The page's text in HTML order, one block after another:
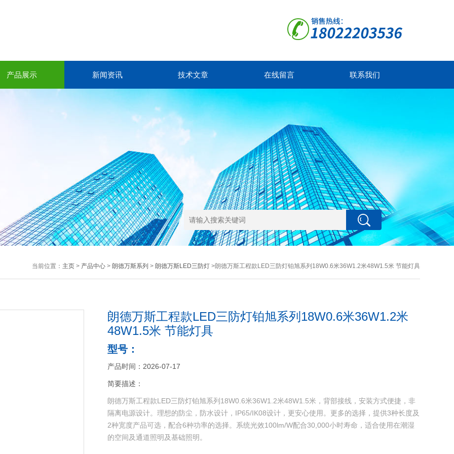
产品展示 新闻资讯 技术文章 在线留言 联系我们
当前位置： 主页> 产品中心> 朗德万斯系列 > 朗德万斯LED三防灯>朗德万斯工程款LED三防灯铂旭系列18W0.6米36W1.2米48W1.5米 节能灯具
朗德万斯工程款LED三防灯铂旭系列18W0.6米36W1.2米
48W1.5米 节能灯具
型号：
产品时间：2026-07-17
简要描述：
朗德万斯工程款LED三防灯铂旭系列18W0.6米36W1.2米48W1.5米，背部接线，安装方式便捷，非
隔离电源设计。理想的防尘，防水设计，IP65/IK08设计，更安心使用。更多的选择，提供3种长度及
2种宽度产品可选，配合6种功率的选择。系统光效100lm/W配合30,000小时寿命，适合使用在潮湿
的空间及通道照明及基础照明。